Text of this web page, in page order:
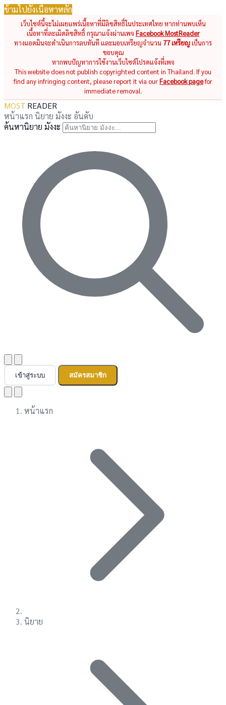
ข้ามไปยังเนื้อหาหลัก
เว็บไซต์นี้จะไม่เผยแพร่เนื้อหาที่มีลิขสิทธิ์ในประเทศไทย หากท่านพบเห็น
เนื้อหาที่ละเมิดลิขสิทธิ์ กรุณาแจ้งผ่านเพจ Facebook MostReader
ทางแอดมินจะดำเนินการลบทันที และมอบเหรียญจำนวน 77 เหรียญเป็นการ
ขอบคุณ
หากพบปัญหาการใช้งานเว็บไซต์โปรดแจ้งที่เพจ
This website does not publish copyrighted content in Thailand. If you
find any infringing content, please report it via ourFacebook pagefor
immediate removal.
MOST READER
หน้าแรก นิยาย มังงะ อันดับ
ค้นหานิยาย มังงะ
เข้าสู่ระบบ สมัครสมาชิก
หน้าแรก
นิยาย